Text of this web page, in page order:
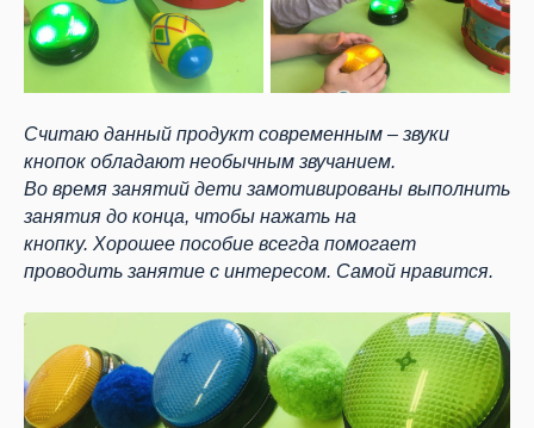
Считаю данный продукт современным – звуки
кнопок обладают необычным звучанием.
Во время занятий дети замотивированы выполнить
занятия до конца, чтобы нажать на
кнопку. Хорошее пособие всегда помогает
проводить занятие с интересом. Самой нравится.